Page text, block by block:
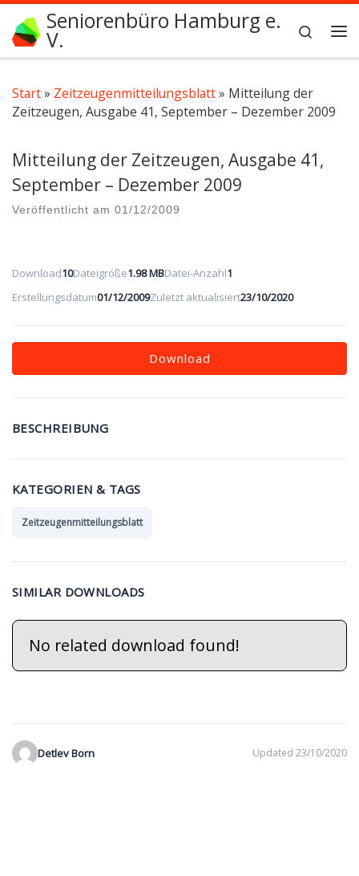
Zum Inhalt springen
Seniorenbüro Hamburg e.
V.
Search
Start» Zeitzeugenmitteilungsblatt» Mitteilung der
Zeitzeugen, Ausgabe 41, September – Dezember 2009
Mitteilung der Zeitzeugen, Ausgabe 41,
September – Dezember 2009
Veröffentlicht am 01/12/2009
Download10Dateigröße1.98 MBDatei-Anzahl1
Erstellungsdatum01/12/2009Zuletzt aktualisiert23/10/2020
Download
BESCHREIBUNG
KATEGORIEN & TAGS
Zeitzeugenmitteilungsblatt
SIMILAR DOWNLOADS
No related download found!
Detlev Born Updated 23/10/2020